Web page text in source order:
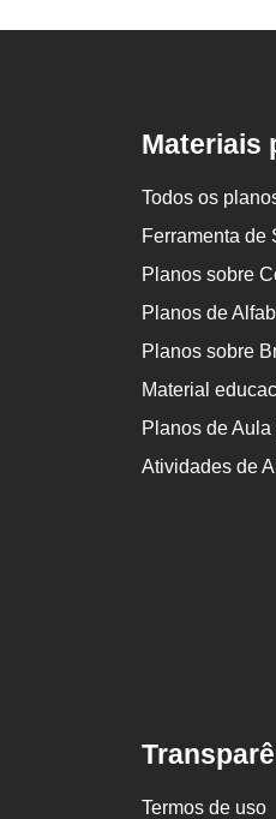
Materiais
Todos os
Ferramenta de
Planos sobre
Planos de
Planos sobre
Material
Planos de
Atividades de
Termos de uso